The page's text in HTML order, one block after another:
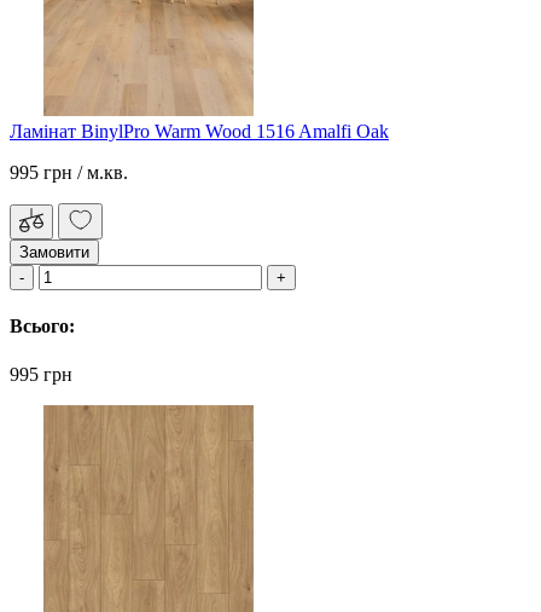
Ламінат BinylPro Warm Wood 1516 Amalfi Oak
995 грн / м.кв.
Замовити
Всього:
995 грн